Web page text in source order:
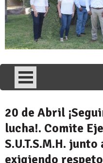
20 de Abril
lucha!. Comite
S.U.T.S.M.H.
exigiendo